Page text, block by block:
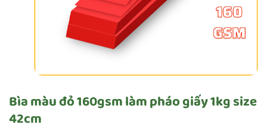
Bìa màu đỏ 160gsm làm pháo giấy 1kg size
42cm